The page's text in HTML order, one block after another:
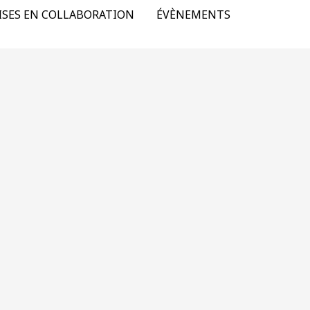
EN COLLABORATION
ÉVÈNEMENTS